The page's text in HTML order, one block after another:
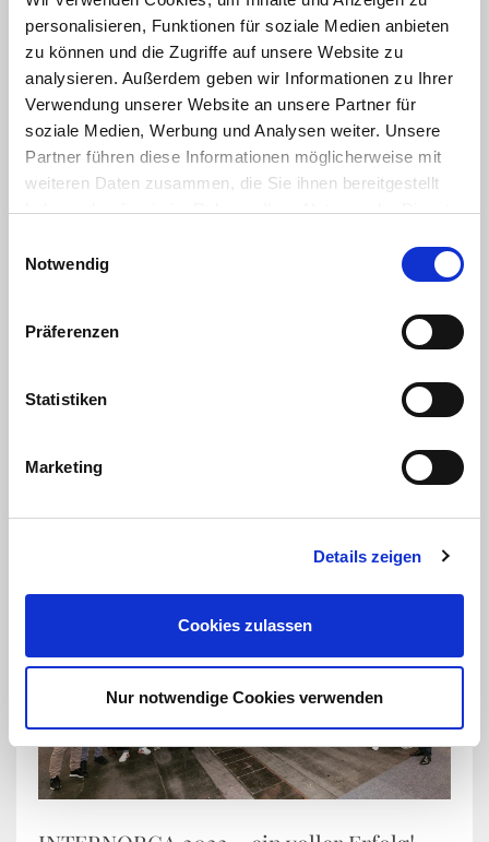
personalisieren, Funktionen für soziale Medien anbieten
zu können und die Zugriffe auf unsere Website zu
analysieren. Außerdem geben wir Informationen zu Ihrer
Verwendung unserer Website an unsere Partner für
soziale Medien, Werbung und Analysen weiter. Unsere
Partner führen diese Informationen möglicherweise mit
weiteren Daten zusammen, die Sie ihnen bereitgestellt
haben oder die sie im Rahmen Ihrer Nutzung der Dienste
Cookies, wenn Sie unsere Webseite weiterhin nutzen.
Notwendig
Präferenzen
Statistiken
Marketing
Details zeigen
Cookies zulassen
Nur notwendige Cookies verwenden
Vegane Vielfalt auch auf dem Grill
Grillen kann so abwechslungsreich sein. Längst bieten
Klassikern rund um Würstchen und Steaks. Auch bei...